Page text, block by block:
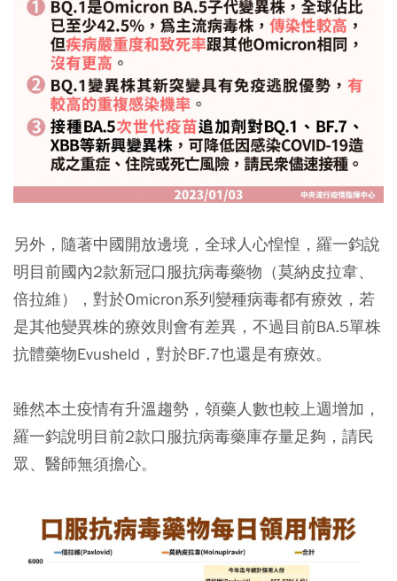
另外，隨著中國開放邊境，全球人心惶惶，羅一鈞說
明目前國內2款新冠口服抗病毒藥物（莫納皮拉韋、
倍拉維），對於Omicron系列變種病毒都有療效，若
是其他變異株的療效則會有差異，不過目前BA.5單株
抗體藥物Evusheld，對於BF.7也還是有療效。
雖然本土疫情有升溫趨勢，領藥人數也較上週增加，
羅一鈞說明目前2款口服抗病毒藥庫存量足夠，請民
眾、醫師無須擔心。